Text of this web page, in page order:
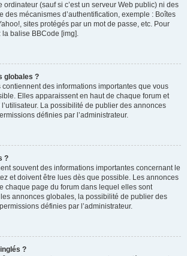
ordinateur (sauf si c’est un serveur Web public) ni des
des mécanismes d’authentification, exemple : Boîtes
sites protégés par un mot de passe, etc. Pour
la balise BBCode [img].
globales ?
des informations importantes que vous
Elles apparaissent en haut de chaque forum et
La possibilité de publier des annonces
définies par l’administrateur.
?
souvent des informations importantes concernant le
et doivent être lues dès que possible. Les annonces
chaque page du forum dans lequel elles sont
annonces globales, la possibilité de publier des
définies par l’administrateur.
?